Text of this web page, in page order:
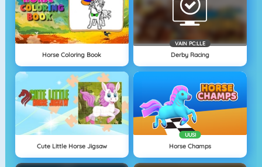
Horse Coloring Book
VAIN PC:LLE
Derby Racing
Cute Little Horse Jigsaw
UUSI
Horse Champs